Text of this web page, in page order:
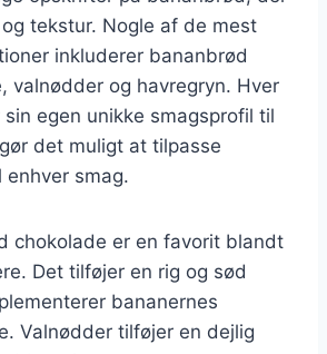
tekstur. Nogle af de mest
inkluderer bananbrød
valnødder og havregryn. Hver
egen unikke smagsprofil til
det muligt at tilpasse
smag.
chokolade er en favorit blandt
Det tilføjer en rig og sød
bananernes
Valnødder tilføjer en dejlig